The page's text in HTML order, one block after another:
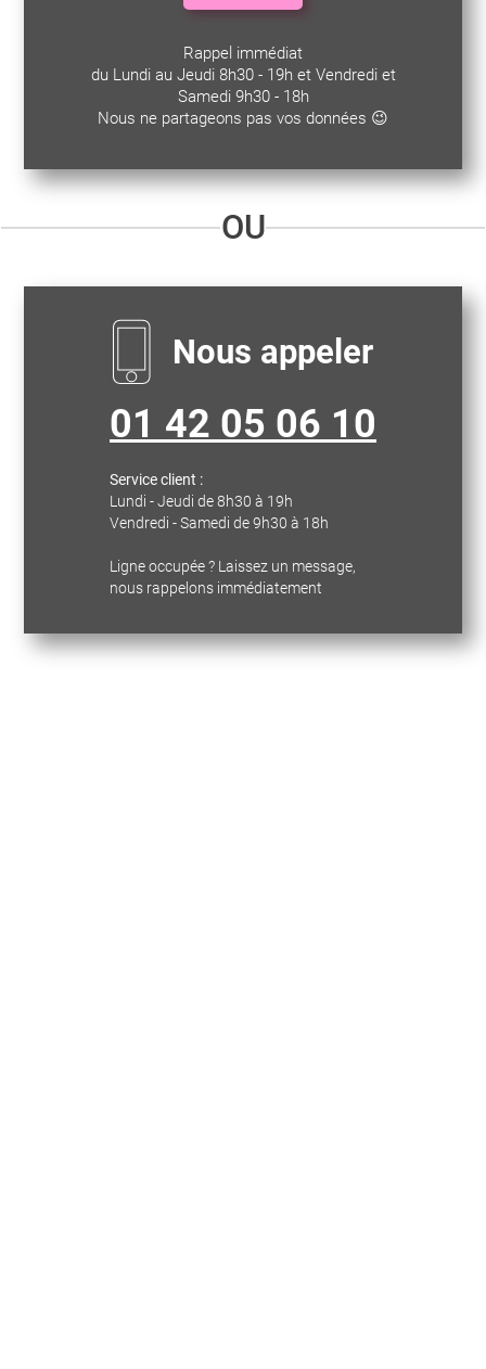
Rappel immédiat
du Lundi au Jeudi 8h30 - 19h et Vendredi et
Samedi 9h30 - 18h
Nous ne partageons pas vos données 😉
OU
Nous appeler
01 42 05 06 10
Service client :
Lundi - Jeudi de 8h30 à 19h
Vendredi - Samedi de 9h30 à 18h
Ligne occupée ? Laissez un message,
nous rappelons immédiatement